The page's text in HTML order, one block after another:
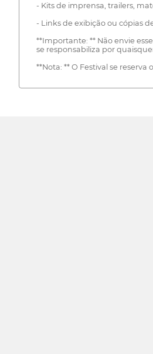
- Kits de imprensa, trailers,
- Links de exibição ou cópias
**Importante: ** Não envie
se responsabiliza por
**Nota: ** O Festival se